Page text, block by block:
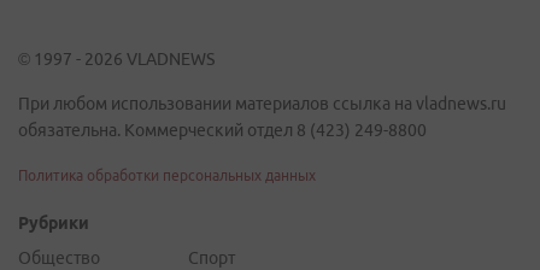
© 1997 - 2026 VLADNEWS
При любом использовании материалов ссылка на vladnews.ru
обязательна. Коммерческий отдел 8 (423) 249-8800
Политика обработки персональных данных
Рубрики
Общество
Спорт